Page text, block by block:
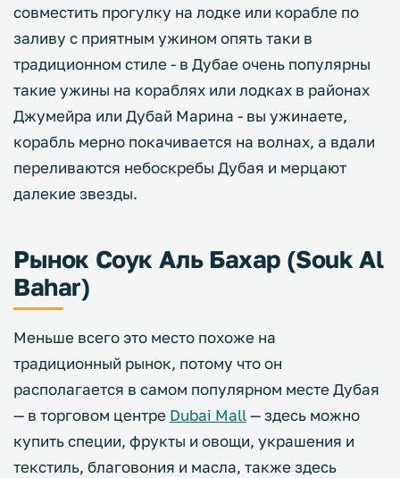
совместить прогулку на лодке или корабле по
заливу с приятным ужином опять таки в
традиционном стиле - в Дубае очень популярны
такие ужины на кораблях или лодках в районах
Джумейра или Дубай Марина - вы ужинаете,
корабль мерно покачивается на волнах, а вдали
переливаются небоскребы Дубая и мерцают
далекие звезды.
Рынок Соук Аль Бахар (Souk Al
Bahar)
Меньше всего это место похоже на
традиционный рынок, потому что он
располагается в самом популярном месте Дубая
— в торговом центре Dubai Mall— здесь можно
купить специи, фрукты и овощи, украшения и
текстиль, благовония и масла, также здесь